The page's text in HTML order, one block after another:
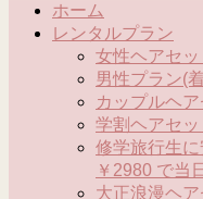
ホーム
レンタルプラン
女性ヘアセ
男性プラン(
カップルヘ
学割ヘアセ
修学旅行生に
￥2980 で当
大正浪漫ヘ